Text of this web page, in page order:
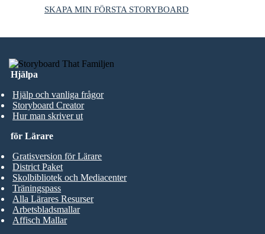
SKAPA MIN FÖRSTA STORYBOARD
Hjälpa
Hjälp och vanliga frågor
Storyboard Creator
Hur man skriver ut
för Lärare
Gratisversion för Lärare
District Paket
Skolbibliotek och Mediacenter
Träningspass
Alla Lärares Resurser
Arbetsbladsmallar
Affisch Mallar